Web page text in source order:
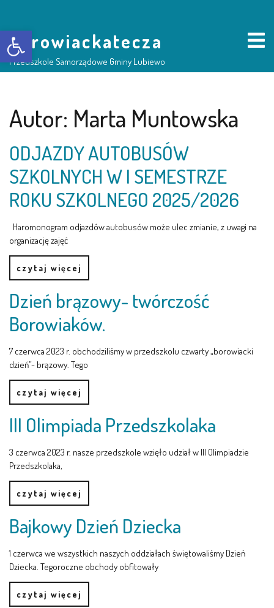
Otwórz pasek narzędzi
borowiackatecza
Przedszkole Samorządowe Gminy Lubiewo
O NAS
GRUPY DZIECI
LEŚNE PSZCZÓŁKI – BYSŁAW
ŻABKI – BYSŁAW
SOWY – BYSŁAW
WIEWIÓRKI – BYSŁAW
ŻABKI – LUBIEWO
WIEWIÓRKI – SUCHA
PRACOWNICY
Autor: Marta Muntowska
ODJAZDY AUTOBUSÓW
SZKOLNYCH W I SEMESTRZE
ROKU SZKOLNEGO 2025/2026
Haromonogram odjazdów autobusów może ulec zmianie, z uwagi na
organizację zajęć
czytaj więcej
Dzień brązowy- twórczość
Borowiaków.
7 czerwca 2023 r. obchodziliśmy w przedszkolu czwarty „borowiacki
dzień”- brązowy. Tego
czytaj więcej
III Olimpiada Przedszkolaka
3 czerwca 2023 r. nasze przedszkole wzięło udział w III Olimpiadzie
Przedszkolaka,
czytaj więcej
Bajkowy Dzień Dziecka
1 czerwca we wszystkich naszych oddziałach świętowaliśmy Dzień
Dziecka. Tegoroczne obchody obfitowały
czytaj więcej